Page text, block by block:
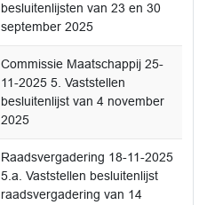
besluitenlijsten van 23 en 30
september 2025
Commissie Maatschappij 25-
11-2025 5. Vaststellen
besluitenlijst van 4 november
2025
Raadsvergadering 18-11-2025
5.a. Vaststellen besluitenlijst
raadsvergadering van 14